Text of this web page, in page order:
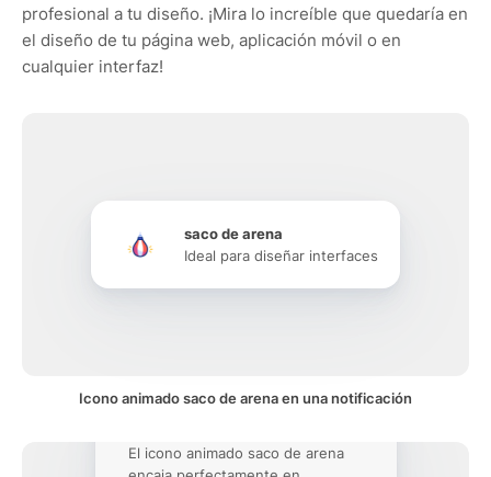
profesional a tu diseño. ¡Mira lo increíble que quedaría en
el diseño de tu página web, aplicación móvil o en
cualquier interfaz!
saco de arena
Ideal para diseñar interfaces
Icono animado saco de arena en una notificación
El icono animado saco de arena